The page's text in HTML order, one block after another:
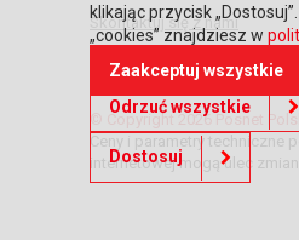
Skontaktuj się z nami
© Copyright 2026 Posnet
Ceny i parametry techniczne
internetowej mogą ulec
klikając przycisk
„cookies” znajdziesz w
Zaakceptuj wszystkie
Odrzuć wszystkie
Dostosuj